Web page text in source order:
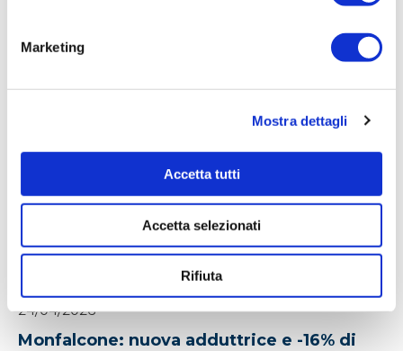
Marketing
Mostra dettagli
Accetta tutti
Accetta selezionati
Rifiuta
Irisacqua risponde a Femca Cisl: rilievi
Le accuse mosse mezzo stampa da Femca Cisl nei
24/04/2026
Monfalcone: nuova adduttrice e -16% di